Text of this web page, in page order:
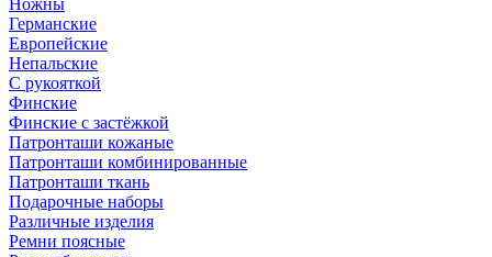
Ножны
Германские
Европейские
Непальские
С рукояткой
Финские
Финские с застёжкой
Патронташи кожаные
Патронташи комбинированные
Патронташи ткань
Подарочные наборы
Различные изделия
Ремни поясные